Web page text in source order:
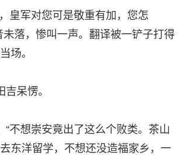
皇军对您可是敬重有加，您怎
落，惨叫一声。翻译被一铲子打得
场。
呆愣。
“不想崇安竟出了这么个败类。茶山
东洋留学，不想还没造福家乡，一